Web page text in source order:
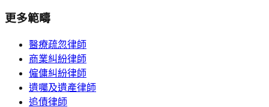
更多範疇
醫療疏忽律師
商業糾紛律師
僱傭糾紛律師
遺囑及遺產律師
追債律師